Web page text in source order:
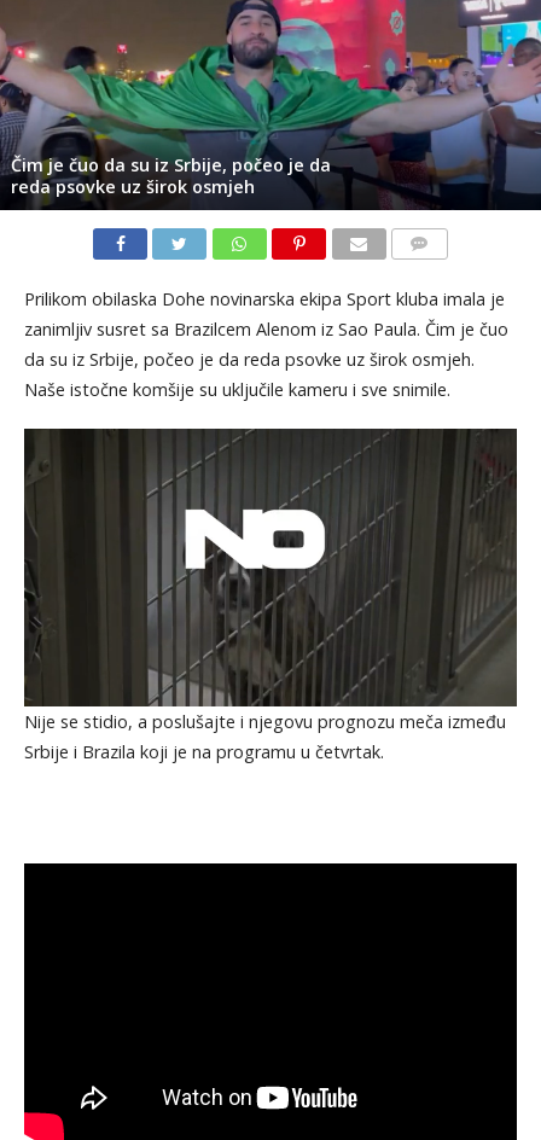
Čim je čuo da su iz Srbije, počeo je da
reda psovke uz širok osmjeh
Prilikom obilaska Dohe novinarska ekipa Sport kluba imala je
zanimljiv susret sa Brazilcem Alenom iz Sao Paula. Čim je čuo
da su iz Srbije, počeo je da reda psovke uz širok osmjeh.
Naše istočne komšije su uključile kameru i sve snimile.
Nije se stidio, a poslušajte i njegovu prognozu meča između
Srbije i Brazila koji je na programu u četvrtak.